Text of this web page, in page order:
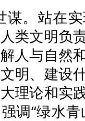
谋。站在
类文明负
人与自然
明、建设
理论和实
调“绿水